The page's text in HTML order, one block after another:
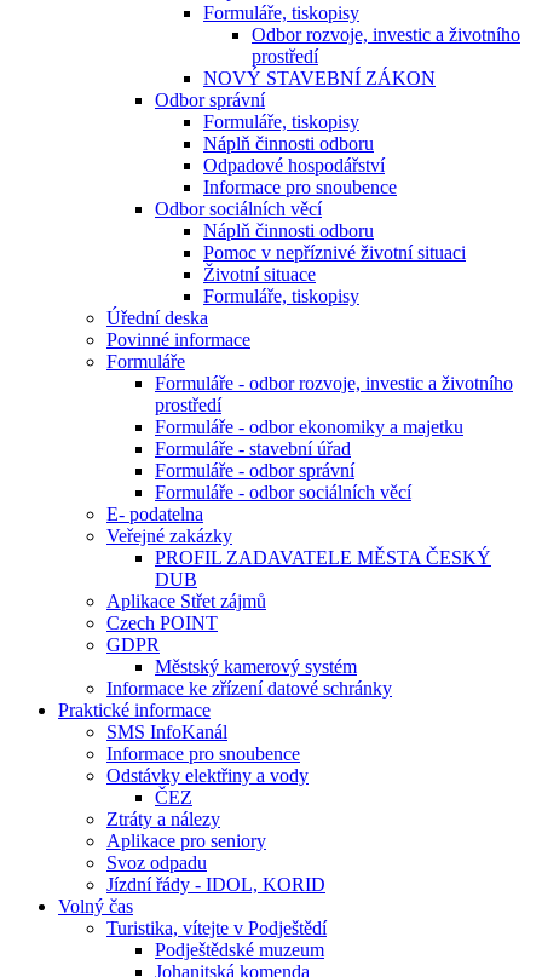
Formuláře, tiskopisy
Odbor rozvoje, investic a životního
prostředí
NOVÝ STAVEBNÍ ZÁKON
Odbor správní
Formuláře, tiskopisy
Náplň činnosti odboru
Odpadové hospodářství
Informace pro snoubence
Odbor sociálních věcí
Náplň činnosti odboru
Pomoc v nepříznivé životní situaci
Životní situace
Formuláře, tiskopisy
Úřední deska
Povinné informace
Formuláře
Formuláře - odbor rozvoje, investic a životního
prostředí
Formuláře - odbor ekonomiky a majetku
Formuláře - stavební úřad
Formuláře - odbor správní
Formuláře - odbor sociálních věcí
E- podatelna
Veřejné zakázky
PROFIL ZADAVATELE MĚSTA ČESKÝ
DUB
Aplikace Střet zájmů
Czech POINT
GDPR
Městský kamerový systém
Informace ke zřízení datové schránky
Praktické informace
SMS InfoKanál
Informace pro snoubence
Odstávky elektřiny a vody
ČEZ
Ztráty a nálezy
Aplikace pro seniory
Svoz odpadu
Jízdní řády - IDOL, KORID
Volný čas
Turistika, vítejte v Podještědí
Podještědské muzeum
Johanitská komenda